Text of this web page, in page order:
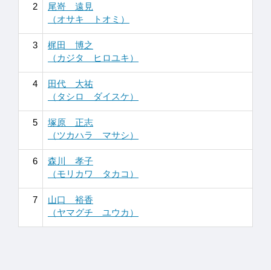
2
尾嵜 遠見
（オサキ トオミ）
3
梶田 博之
（カジタ ヒロユキ）
4
田代 大祐
（タシロ ダイスケ）
5
塚原 正志
（ツカハラ マサシ）
6
森川 孝子
（モリカワ タカコ）
7
山口 裕香
（ヤマグチ ユウカ）